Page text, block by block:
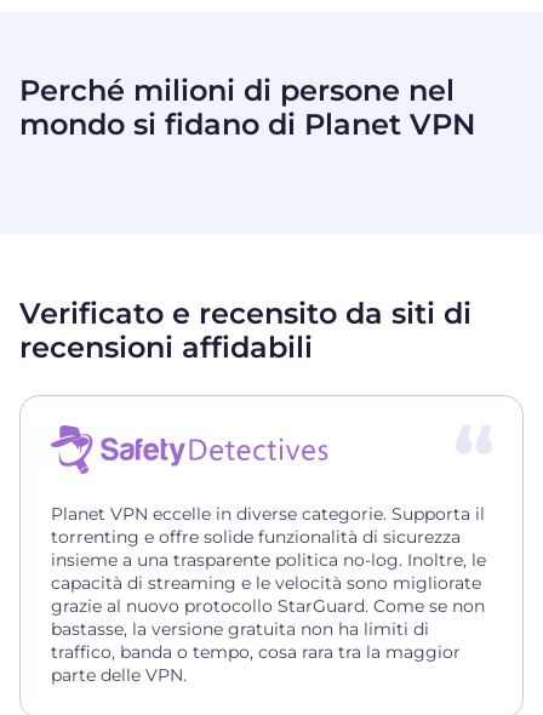
Perché milioni di persone nel
mondo si fidano di Planet VPN
Verificato e recensito da siti di
recensioni affidabili
Planet VPN eccelle in diverse categorie. Supporta il
torrenting e offre solide funzionalità di sicurezza
insieme a una trasparente politica no-log. Inoltre, le
capacità di streaming e le velocità sono migliorate
grazie al nuovo protocollo StarGuard. Come se non
bastasse, la versione gratuita non ha limiti di
traffico, banda o tempo, cosa rara tra la maggior
parte delle VPN.